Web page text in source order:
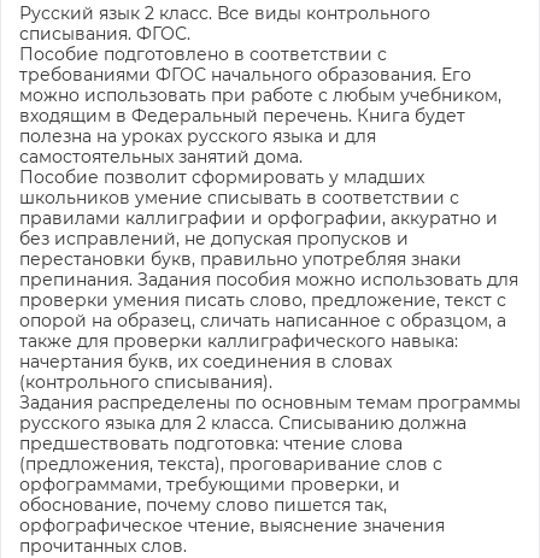
Русский язык 2 класс. Все виды контрольного
списывания. ФГОС.
Пособие подготовлено в соответствии с
требованиями ФГОС начального образования. Его
можно использовать при работе с любым учебником,
входящим в Федеральный перечень. Книга будет
полезна на уроках русского языка и для
самостоятельных занятий дома.
Пособие позволит сформировать у младших
школьников умение списывать в соответствии с
правилами каллиграфии и орфографии, аккуратно и
без исправлений, не допуская пропусков и
перестановки букв, правильно употребляя знаки
препинания. Задания пособия можно использовать для
проверки умения писать слово, предложение, текст с
опорой на образец, сличать написанное с образцом, а
также для проверки каллиграфического навыка:
начертания букв, их соединения в словах
(контрольного списывания).
Задания распределены по основным темам программы
русского языка для 2 класса. Списыванию должна
предшествовать подготовка: чтение слова
(предложения, текста), проговаривание слов с
орфограммами, требующими проверки, и
обоснование, почему слово пишется так,
орфографическое чтение, выяснение значения
прочитанных слов.